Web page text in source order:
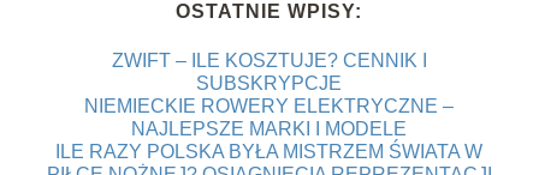
OSTATNIE WPISY:
ZWIFT – ILE KOSZTUJE? CENNIK I
SUBSKRYPCJE
NIEMIECKIE ROWERY ELEKTRYCZNE –
NAJLEPSZE MARKI I MODELE
ILE RAZY POLSKA BYŁA MISTRZEM ŚWIATA W